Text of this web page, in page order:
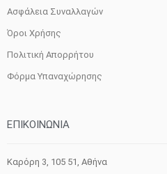
Ασφάλεια Συναλλαγών
Όροι Χρήσης
Πολιτική Απορρήτου
Φόρμα Υπαναχώρησης
ΕΠΙΚΟΙΝΩΝΙΑ
Καρόρη 3, 105 51, Aθήνα